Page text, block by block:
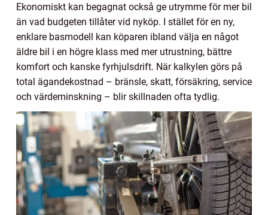
Ekonomiskt kan begagnat också ge utrymme för mer bil
än vad budgeten tillåter vid nyköp. I stället för en ny,
enklare basmodell kan köparen ibland välja en något
äldre bil i en högre klass med mer utrustning, bättre
komfort och kanske fyrhjulsdrift. När kalkylen görs på
total ägandekostnad – bränsle, skatt, försäkring, service
och värdeminskning – blir skillnaden ofta tydlig.